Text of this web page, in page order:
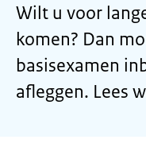
Wilt u voor
komen? Dan
basisexamen
afleggen. Lees